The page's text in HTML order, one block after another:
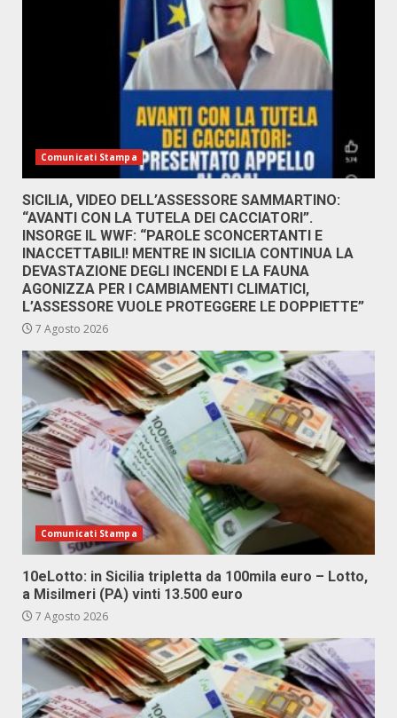
Comunicati Stampa
SICILIA, VIDEO DELL’ASSESSORE SAMMARTINO:
“AVANTI CON LA TUTELA DEI CACCIATORI”.
INSORGE IL WWF: “PAROLE SCONCERTANTI E
INACCETTABILI! MENTRE IN SICILIA CONTINUA LA
DEVASTAZIONE DEGLI INCENDI E LA FAUNA
AGONIZZA PER I CAMBIAMENTI CLIMATICI,
L’ASSESSORE VUOLE PROTEGGERE LE DOPPIETTE”
7 Agosto 2026
Comunicati Stampa
10eLotto: in Sicilia tripletta da 100mila euro – Lotto,
a Misilmeri (PA) vinti 13.500 euro
7 Agosto 2026